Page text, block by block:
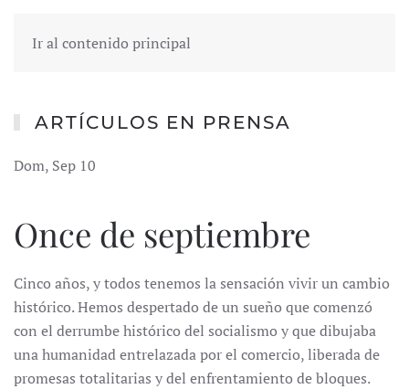
Ir al contenido principal
ARTÍCULOS EN PRENSA
Dom, Sep 10
Once de septiembre
Cinco años, y todos tenemos la sensación vivir un cambio
histórico. Hemos despertado de un sueño que comenzó
con el derrumbe histórico del socialismo y que dibujaba
una humanidad entrelazada por el comercio, liberada de
promesas totalitarias y del enfrentamiento de bloques.